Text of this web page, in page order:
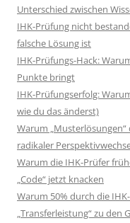
Unterschied zwischen
IHK-Prüfung nicht
falsche Lösung ist
IHK-Prüfungs-Hack:
Punkte bringt
IHK-Prüfungserfolg:
wie du das änderst)
Warum
radikaler
Warum die IHK-Prüfer
„Code“ jetzt knacken
Warum 50% durch die
„Transferleistung“ zu den